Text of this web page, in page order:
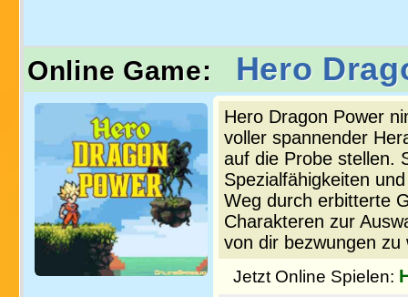
Online Game: Hero
Hero Dragon Power
voller spannender
auf die Probe stellen.
Spezialfähigkeiten
Weg durch erbitterte
Charakteren zur
von dir bezwungen zu
Jetzt Online Spielen: